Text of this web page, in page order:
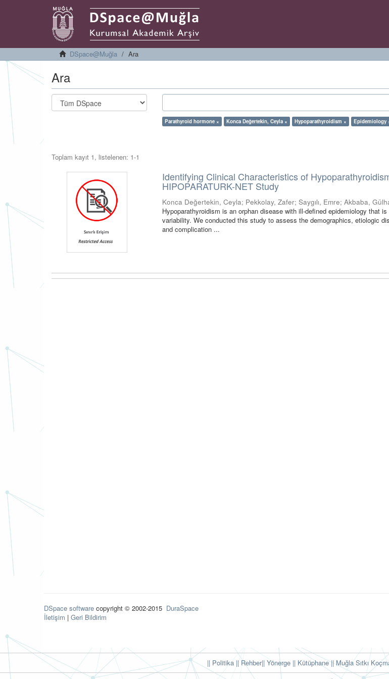
DSpace@Muğla Ara
Ara
Parathyroid hormone × Konca Değertekin, Ceyla × Hypoparathyroidism × Epidemiology
Toplam kayıt 1, listelenen: 1-1
Identifying Clinical Characteristics of
HIPOPARATURK-NET Study
Konca Değertekin, Ceyla; Pekkolay, Zafer;Saygılı, Emre;Akbaba,
Hypoparathyroidism is an orphan disease with ill-defined epidemiology that
variability. We conducted this study to assess the demographics, etiologic
and complication ...
DSpace software copyright © 2002-2015 DuraSpace
İletişim | Geri Bildirim
|| Politika || Rehber|| Yönerge || Kütüphane|| Muğla Sıtkı